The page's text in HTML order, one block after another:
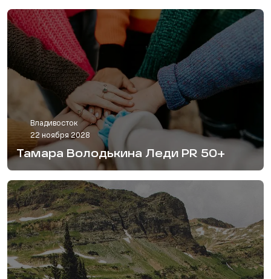
Владивосток
22 ноября 2028
Тамара Володькина Леди PR 50+